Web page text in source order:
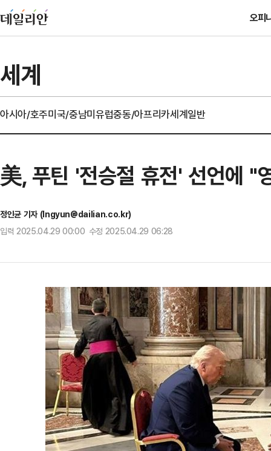
오피
세계
아시아/호주미국/중남미유럽중동/아프리카세계일반
美, 푸틴 '전승절 휴전' 선언에 "
정인균 기자 (Ingyun@dailian.co.kr)
입력 2025.04.29 00:00 수정 2025.04.29 06:28